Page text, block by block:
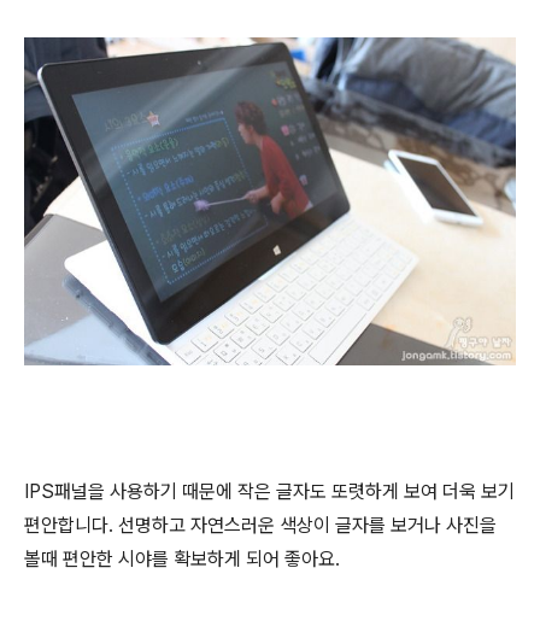
IPS패널을 사용하기 때문에 작은 글자도 또렷하게 보여 더욱 보기
편안합니다. 선명하고 자연스러운 색상이 글자를 보거나 사진을
볼때 편안한 시야를 확보하게 되어 좋아요.